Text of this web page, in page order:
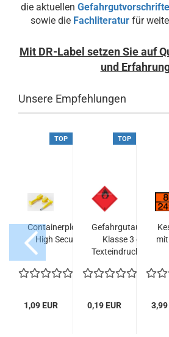
die aktuellen
sowie die Fachliteraturfür
Mit DR-Label setzen Sie auf
und
Unsere Empfehlungen
für
Baum)
TOP
Containerplombe
High Security
1,09 EUR
TOP
Gefahrgutaufkleber
Klasse 3 ohne
Texteindruck 10x10
0,19 EUR
mit
3,99